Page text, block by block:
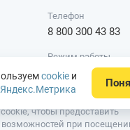
Телефон
8 800 300 43 83
Режим работы
Круглосуточно
чтобы предоставить
при
cookie и
Яндекс.Метрика